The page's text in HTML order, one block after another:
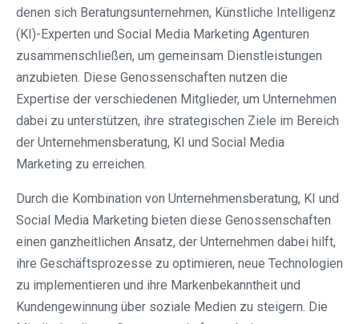
denen sich Beratungsunternehmen, Künstliche Intelligenz
(KI)-Experten und Social Media Marketing Agenturen
zusammenschließen, um gemeinsam Dienstleistungen
anzubieten. Diese Genossenschaften nutzen die
Expertise der verschiedenen Mitglieder, um Unternehmen
dabei zu unterstützen, ihre strategischen Ziele im Bereich
der Unternehmensberatung, KI und Social Media
Marketing zu erreichen.
Durch die Kombination von Unternehmensberatung, KI und
Social Media Marketing bieten diese Genossenschaften
einen ganzheitlichen Ansatz, der Unternehmen dabei hilft,
ihre Geschäftsprozesse zu optimieren, neue Technologien
zu implementieren und ihre Markenbekanntheit und
Kundengewinnung über soziale Medien zu steigern. Die